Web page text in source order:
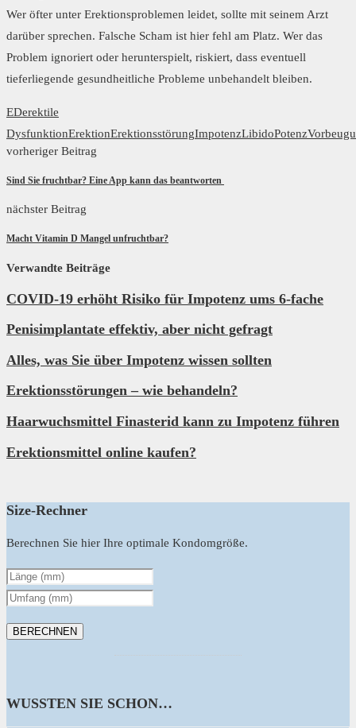
Wer öfter unter Erektionsproblemen leidet, sollte mit seinem Arzt
darüber sprechen. Falsche Scham ist hier fehl am Platz. Wer das
Problem ignoriert oder herunterspielt, riskiert, dass eventuell
tieferliegende gesundheitliche Probleme unbehandelt bleiben.
EDerektile
DysfunktionErektionErektionsstörungImpotenzLibidoPotenz
vorheriger Beitrag
Sind Sie fruchtbar? Eine App kann das beantworten
nächster Beitrag
Macht Vitamin D Mangel unfruchtbar?
Verwandte Beiträge
COVID-19 erhöht Risiko für Impotenz ums 6-fache
Penisimplantate effektiv, aber nicht gefragt
Alles, was Sie über Impotenz wissen sollten
Erektionsstörungen – wie behandeln?
Haarwuchsmittel Finasterid kann zu Impotenz führen
Erektionsmittel online kaufen?
Size-Rechner
Berechnen Sie hier Ihre optimale Kondomgröße.
WUSSTEN SIE SCHON…